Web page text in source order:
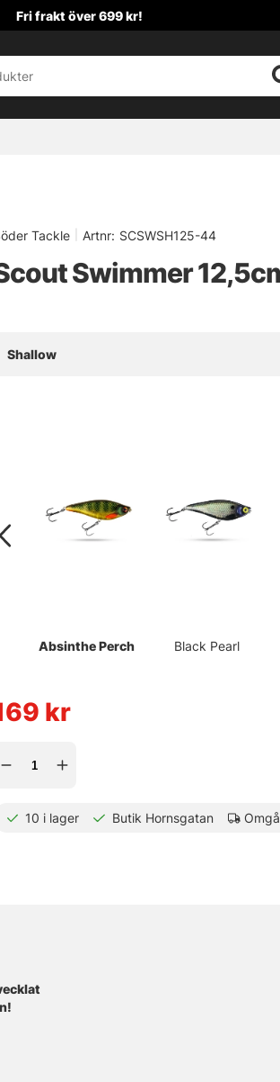
Fri frakt över 699 kr!
Tackle
Artnr: SCSWSH125-44
Swimmer
Shallow
Absinthe Perch Black Pearl
kr
10 i lager Butik Hornsgatan